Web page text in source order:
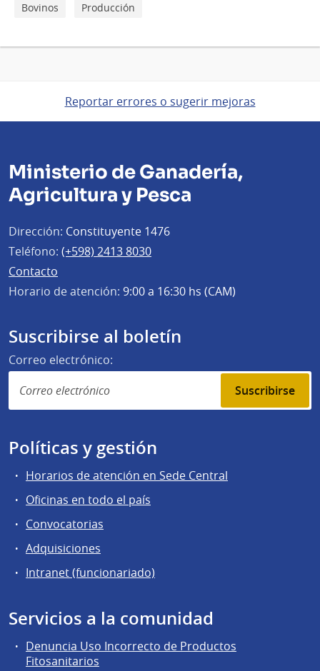
Bovinos
Producción
Reportar errores o sugerir mejoras
Ministerio de Ganadería,
Agricultura y Pesca
Dirección: Constituyente 1476
Teléfono: (+598) 2413 8030
Contacto
Horario de atención: 9:00 a 16:30 hs (CAM)
Suscribirse al boletín
Correo electrónico:
Suscribirse
Políticas y gestión
Horarios de atención en Sede Central
Oficinas en todo el país
Convocatorias
Adquisiciones
Intranet (funcionariado)
Servicios a la comunidad
Denuncia Uso Incorrecto de Productos
Fitosanitarios